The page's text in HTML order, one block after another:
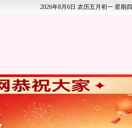
2026年8月6日 农历五月初一 星期四